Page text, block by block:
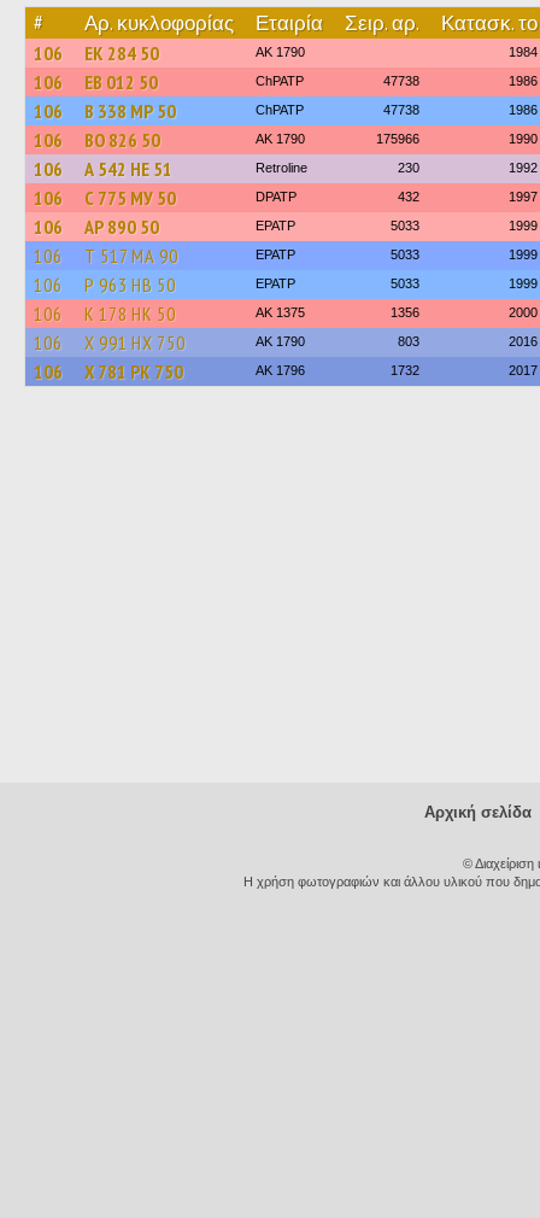
# Αρ. κυκλοφορίας Εταιρία Σειρ. αρ. Κατασκ. το
106 ЕК 284 50 AK 1790 1984
106 ЕВ 012 50 ChPATP 47738 1986
106 В 338 МР 50 ChPATP 47738 1986
106 ВО 826 50 AK 1790 175966 1990
106 А 542 НЕ 51 Retroline 230 1992
106 С 775 МУ 50 DPATP 432 1997
106 АР 890 50 EPATP 5033 1999
106 Т 517 МА 90 EPATP 5033 1999
106 Р 963 НВ 50 EPATP 5033 1999
106 К 178 НК 50 AK 1375 1356 2000
106 Х 991 НХ 750 AK 1790 803 2016
106 Х 781 РК 750 AK 1796 1732 2017
Αρχική σελίδα
©
Η χρήση φωτογραφιών και άλλου υλικού που